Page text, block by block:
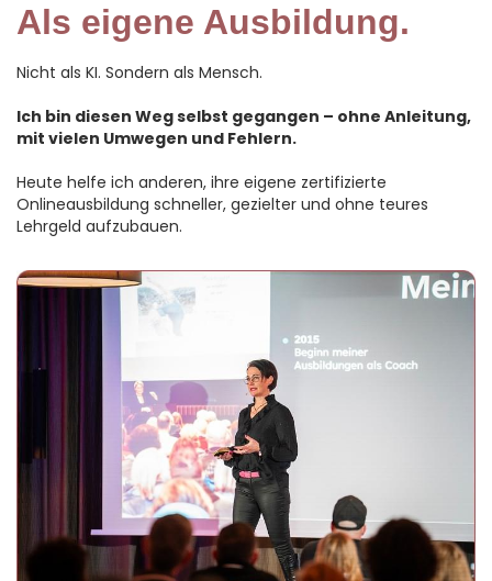
Als eigene Ausbildung.
Nicht als KI. Sondern als Mensch.
Ich bin diesen Weg selbst gegangen – ohne Anleitung,
mit vielen Umwegen und Fehlern.
Heute helfe ich anderen, ihre eigene zertifizierte
Onlineausbildung schneller, gezielter und ohne teures
Lehrgeld aufzubauen.